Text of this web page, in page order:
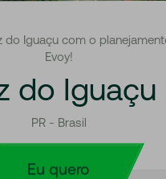
do Iguaçu com o
Evoy!
do Iguaçu
PR - Brasil
Eu quero